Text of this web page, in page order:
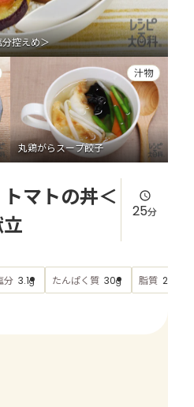
控えめ＞
丸鶏がらスープ餃子
汁物
マトの丼＜
25分
分 3.1g たんぱく質 30g 脂質 23.2